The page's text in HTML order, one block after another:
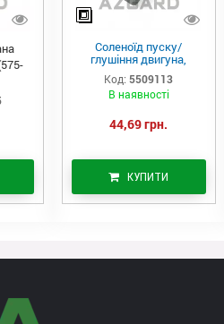
Соленоїд пуску/
глушіння двигуна,
актуатор (550-9113)
Код: 5509113
В наявності
44,69 грн.
КУПИТИ